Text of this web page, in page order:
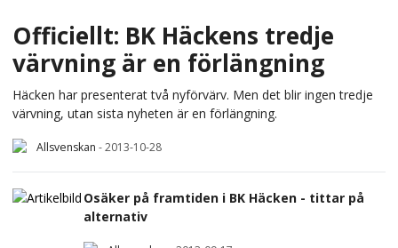
Officiellt: BK Häckens tredje
värvning är en förlängning
Häcken har presenterat två nyförvärv. Men det blir ingen tredje
värvning, utan sista nyheten är en förlängning.
Allsvenskan -2013-10-28
Osäker på framtiden i BK Häcken - tittar på
alternativ